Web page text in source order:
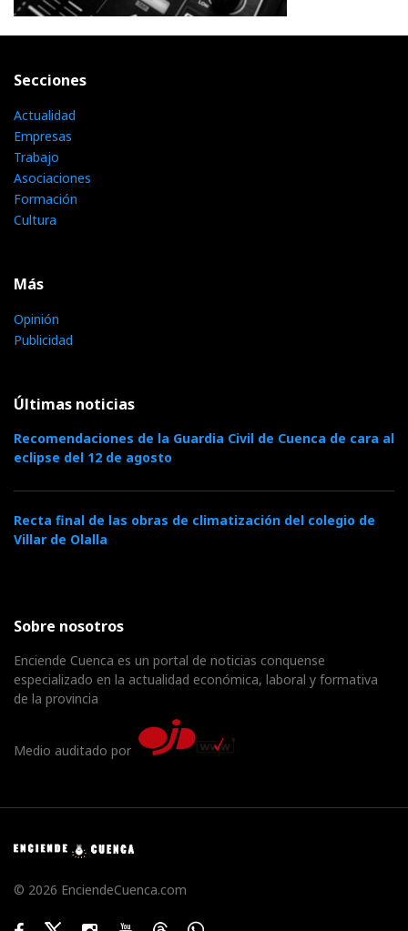
Secciones
Actualidad
Empresas
Trabajo
Asociaciones
Formación
Cultura
Más
Opinión
Publicidad
Últimas noticias
Recomendaciones de la Guardia Civil de Cuenca de cara al
eclipse del 12 de agosto
Recta final de las obras de climatización del colegio de
Villar de Olalla
Sobre nosotros
Enciende Cuenca es un portal de noticias conquense
especializado en la actualidad económica, laboral y formativa
de la provincia
Medio auditado por
© 2026 EnciendeCuenca.com